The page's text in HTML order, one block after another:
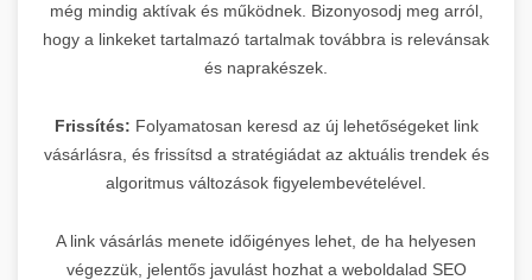
még mindig aktívak és működnek. Bizonyosodj meg arról,
hogy a linkeket tartalmazó tartalmak továbbra is relevánsak
és naprakészek.
Frissítés: Folyamatosan keresd az új lehetőségeket link
vásárlásra, és frissítsd a stratégiádat az aktuális trendek és
algoritmus változások figyelembevételével.
A link vásárlás menete időigényes lehet, de ha helyesen
végezzük, jelentős javulást hozhat a weboldalad SEO